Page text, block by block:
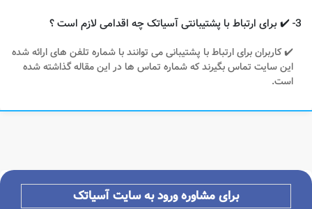
3- ✔️ برای ارتباط با پشتیبانتی آسیاتک چه اقدامی لازم است ؟
✔️ کاربران برای ارتباط با پشتیبانی می توانند با شماره تلفن های ارائه شده
این سایت تماس بگیرند که شماره تماس ها در این مقاله گذاشته شده
است.
برای مشاوره ورود به سایت آسیاتک